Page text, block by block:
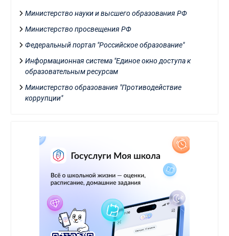
Министерство науки и высшего образования РФ
Министерство просвещения РФ
Федеральный портал "Российское образование"
Информационная система "Единое окно доступа к
образовательным ресурсам
Министерство образования "Противодействие
коррупции"